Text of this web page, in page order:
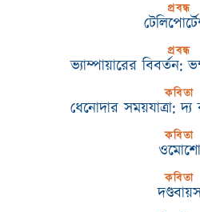
প্রবন্ধ
প্রবন্ধ
ভ্যাম্পায়ারের
কবিতা
ধেনোদার সময়যাত্রা: দ্য
কবিতা
ওমোশো
কবিতা